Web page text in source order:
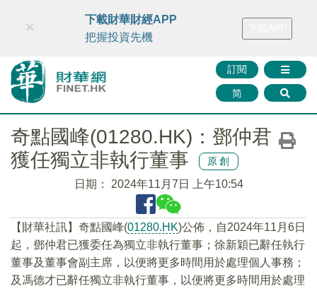
財華智庫網 FINTV FINMETA 財華證券 媒體矩陣
訂閱
简
×
下載財華財經APP
把握投資先機
奇點國峰(01280.HK)：鄧仲君
獲任獨立非執行董事
原創
日期： 2024年11月7日 上午10:54
【財華社訊】奇點國峰(01280.HK)公佈，自2024年11月6日
起，鄧仲君已獲委任為獨立非執行董事；徐新穎已辭任執行
董事及董事會副主席，以便將更多時間用於處理個人事務；
及馮德才已辭任獨立非執行董事，以便將更多時間用於處理